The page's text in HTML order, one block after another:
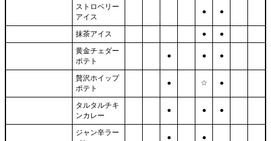
ストロベリー
アイス
● ●
抹茶アイス ●
●
黄金チェダー
ポテト
● ● ●
贅沢ホイップ
ポテト
● ☆ ●
タルタルチキ
ンカレー
● ● ●
ジャン辛ラー
● ●